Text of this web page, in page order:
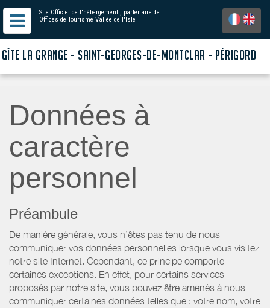
Site Officiel de l'hébergement , partenaire de
Offices de Tourisme Vallée de l'Isle
GÎTE LA GRANGE - SAINT-GEORGES-DE-MONTCLAR - PÉRIGORD
Données à
caractère
personnel
Préambule
De manière générale, vous n’êtes pas tenu de nous
communiquer vos données personnelles lorsque vous visitez
notre site Internet. Cependant, ce principe comporte
certaines exceptions. En effet, pour certains services
proposés par notre site, vous pouvez être amenés à nous
communiquer certaines données telles que : votre nom, votre